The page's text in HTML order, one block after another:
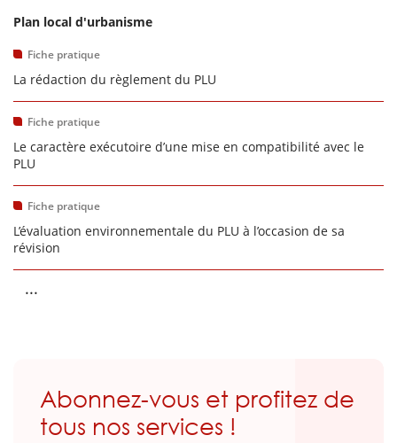
Plan local d'urbanisme
Fiche pratique
La rédaction du règlement du PLU
Fiche pratique
Le caractère exécutoire d’une mise en compatibilité avec le
PLU
Fiche pratique
L’évaluation environnementale du PLU à l’occasion de sa
révision
...
Abonnez-vous et profitez de
tous nos services !